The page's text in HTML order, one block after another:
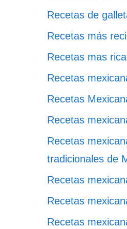
Recetas de
Recetas más
Recetas mas
Recetas
Recetas
Recetas
Recetas
tradicionales de
Recetas
Recetas
Recetas